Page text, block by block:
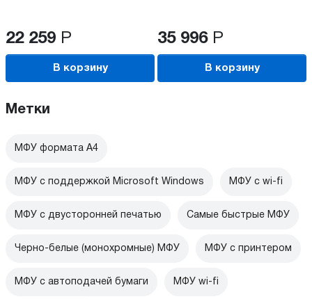
22 259 Р
В корзину
35 996 Р
В корзину
Метки
МФУ формата А4
МФУ с поддержкой Microsoft Windows МФУ c wi-fi
МФУ с двусторонней печатью Самые быстрые МФУ
Черно-белые (монохромные) МФУ МФУ с принтером
МФУ с автоподачей бумаги МФУ wi-fi